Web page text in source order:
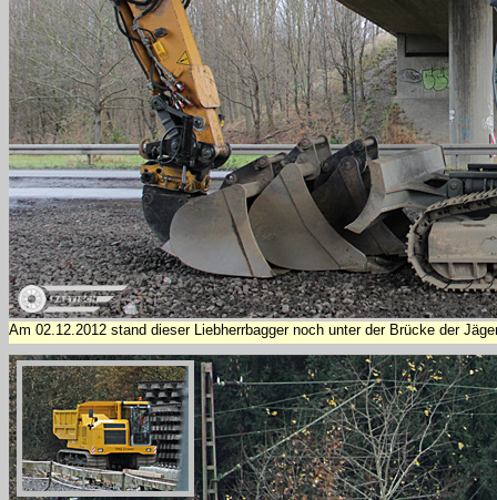
Am 02.12.2012 stand dieser Liebherrbagger noch unter der Brücke der